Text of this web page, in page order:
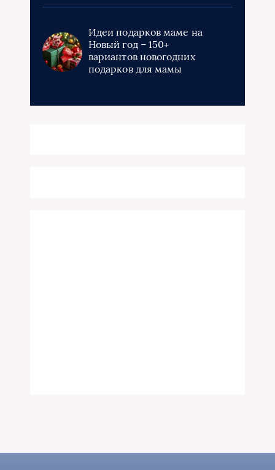
Идеи подарков маме на
Новый год – 150+
вариантов новогодних
подарков для мамы